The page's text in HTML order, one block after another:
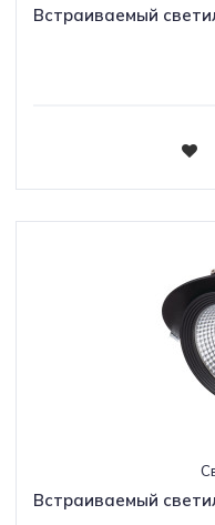
Встраиваемый
Встраиваемый